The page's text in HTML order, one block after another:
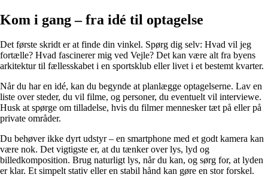
Kom i gang – fra idé til optagelse
Det første skridt er at finde din vinkel. Spørg dig selv: Hvad vil jeg
fortælle? Hvad fascinerer mig ved Vejle? Det kan være alt fra byens
arkitektur til fællesskabet i en sportsklub eller livet i et bestemt kvarter.
Når du har en idé, kan du begynde at planlægge optagelserne. Lav en
liste over steder, du vil filme, og personer, du eventuelt vil interviewe.
Husk at spørge om tilladelse, hvis du filmer mennesker tæt på eller på
private områder.
Du behøver ikke dyrt udstyr – en smartphone med et godt kamera kan
være nok. Det vigtigste er, at du tænker over lys, lyd og
billedkomposition. Brug naturligt lys, når du kan, og sørg for, at lyden
er klar. Et simpelt stativ eller en stabil hånd kan gøre en stor forskel.